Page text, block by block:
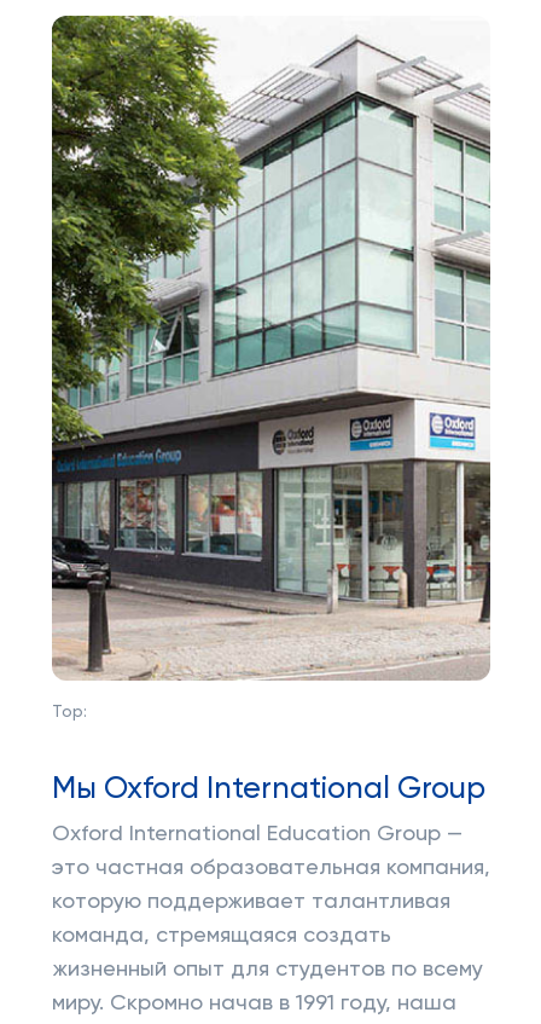
Top:
Мы Oxford International Group
Oxford International Education Group —
это частная образовательная компания,
которую поддерживает талантливая
команда, стремящаяся создать
жизненный опыт для студентов по всему
миру. Скромно начав в 1991 году, наша